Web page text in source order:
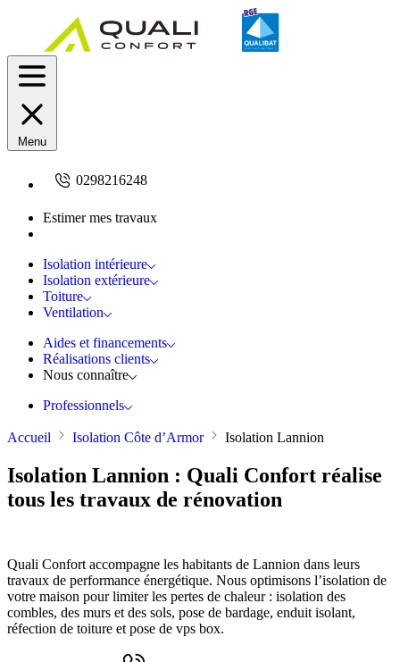
Menu
0298216248
Estimer mes travaux
Isolation intérieure
Isolation extérieure
Toiture
Ventilation
Aides et financements
Réalisations clients
Nous connaître
Professionnels
Accueil Isolation Côte d’Armor Isolation Lannion
Isolation Lannion : Quali Confort réalise
tous les travaux de rénovation
Quali Confort accompagne les habitants de Lannion dans leurs
travaux de performance énergétique. Nous optimisons l’isolation de
votre maison pour limiter les pertes de chaleur : isolation des
combles, des murs et des sols, pose de bardage, enduit isolant,
réfection de toiture et pose de vps box.